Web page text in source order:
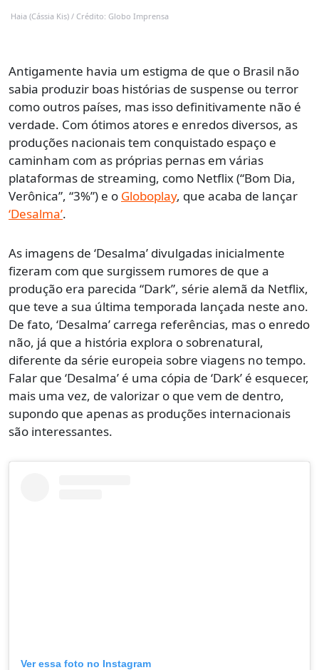
Haia (Cássia Kis) / Crédito: Globo Imprensa
Antigamente havia um estigma de que o Brasil não
sabia produzir boas histórias de suspense ou terror
como outros países, mas isso definitivamente não é
verdade. Com ótimos atores e enredos diversos, as
produções nacionais tem conquistado espaço e
caminham com as próprias pernas em várias
plataformas de streaming, como Netflix (“Bom Dia,
Verônica”, “3%”) e o Globoplay, que acaba de lançar
‘Desalma’.
As imagens de ‘Desalma’ divulgadas inicialmente
fizeram com que surgissem rumores de que a
produção era parecida “Dark”, série alemã da Netflix,
que teve a sua última temporada lançada neste ano.
De fato, ‘Desalma’ carrega referências, mas o enredo
não, já que a história explora o sobrenatural,
diferente da série europeia sobre viagens no tempo.
Falar que ‘Desalma’ é uma cópia de ‘Dark’ é esquecer,
mais uma vez, de valorizar o que vem de dentro,
supondo que apenas as produções internacionais
são interessantes.
Ver essa foto no Instagram